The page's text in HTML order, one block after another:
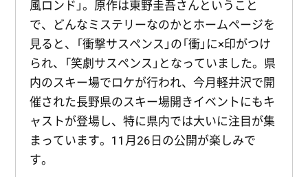
風ロンド」。原作は東野圭吾さんということ
で、どんなミステリーなのかとホームページを
見ると、「衝撃サスペンス」の「衝」に×印がつけ
られ、「笑劇サスペンス」となっていました。県
内のスキー場でロケが行われ、今月軽井沢で開
催された長野県のスキー場開きイベントにもキ
ャストが登場し、特に県内では大いに注目が集
まっています。11月26日の公開が楽しみで
す。